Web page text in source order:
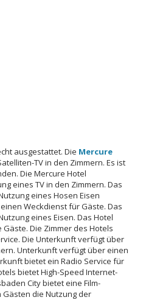
ausgestattet. Die Mercure
TV in den Zimmern. Es ist
Die Mercure Hotel
eines TV in den Zimmern. Das
eines Hosen Eisen
Weckdienst für Gäste. Das
eines Eisen. Das Hotel
Die Zimmer des Hotels
Die Unterkunft verfügt über
Unterkunft verfügt über einen
bietet ein Radio Service für
bietet High-Speed ​​Internet-
City bietet eine Film-
Gästen die Nutzung der